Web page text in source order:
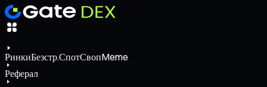
РинкиБезстр.СпотСвопMeme
Реферал